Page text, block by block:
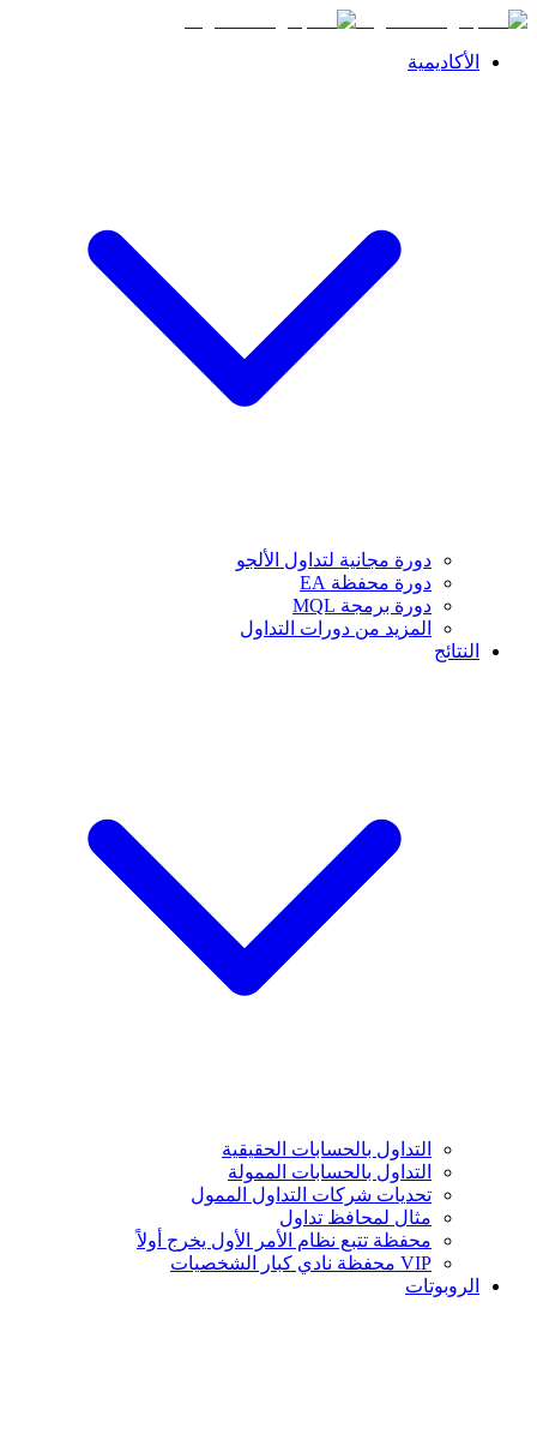
الأكاديمية
دورة مجانية لتداول الألجو
دورة محفظة EA
دورة برمجة MQL
المزيد من دورات التداول
النتائج
التداول بالحسابات الحقيقية
التداول بالحسابات الممولة
تحديات شركات التداول الممول
مثال لمحافظ تداول
محفظة تتبع نظام الأمر الأول يخرج أولاً
VIP محفظة نادي كبار الشخصيات
الروبوتات